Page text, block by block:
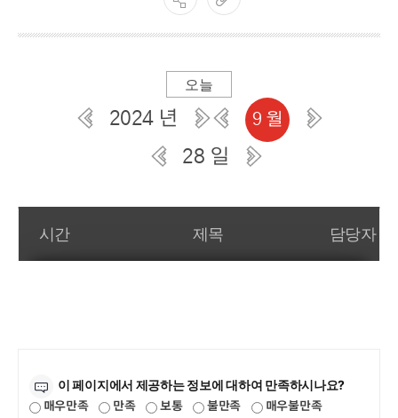
오늘
2024 년 9 월
28 일
일간 부서일정관리
시간 제목 담당자
이 페이지에서 제공하는 정보에 대하여 만족하시나요?
매우만족 만족 보통 불만족 매우불만족